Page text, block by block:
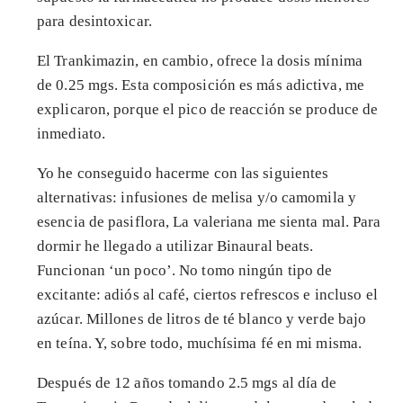
para desintoxicar.
El Trankimazin, en cambio, ofrece la dosis mínima
de 0.25 mgs. Esta composición es más adictiva, me
explicaron, porque el pico de reacción se produce de
inmediato.
Yo he conseguido hacerme con las siguientes
alternativas: infusiones de melisa y/o camomila y
esencia de pasiflora, La valeriana me sienta mal. Para
dormir he llegado a utilizar Binaural beats.
Funcionan ‘un poco’. No tomo ningún tipo de
excitante: adiós al café, ciertos refrescos e incluso el
azúcar. Millones de litros de té blanco y verde bajo
en teína. Y, sobre todo, muchísima fé en mi misma.
Después de 12 años tomando 2.5 mgs al día de